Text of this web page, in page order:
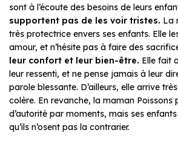
sont à l’écoute des besoins de leurs
supportent pas de les voir tristes. La
très protectrice envers ses enfants. Elle
amour, et n’hésite pas à faire des
leur confort et leur bien-être. Elle fait
leur ressenti, et ne pense jamais à leur
parole blessante. D’ailleurs, elle arrive
colère. En revanche, la maman Poissons
d’autorité par moments, mais ses
qu’ils n’osent pas la contrarier.